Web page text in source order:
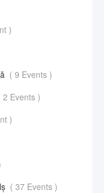
)
( 9 Events )
2 Events )
)
( 37 Events )